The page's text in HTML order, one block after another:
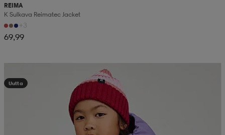
REIMA
K Sulkava Reimatec Jacket
+3
69,99
Uutta